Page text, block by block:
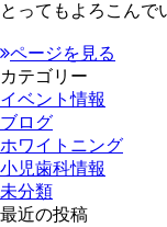
とってもよろこん
ページを見る
カテゴリー
イベント情報
ブログ
ホワイトニング
小児歯科情報
未分類
最近の投稿